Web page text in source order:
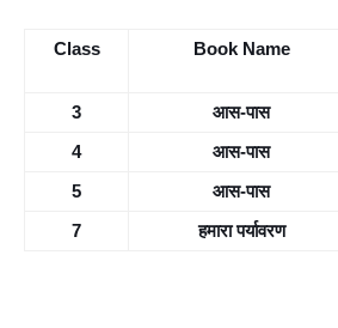
Class Book Name
3 आस-पास
4 आस-पास
5 आस-पास
7 हमारा पर्यावरण